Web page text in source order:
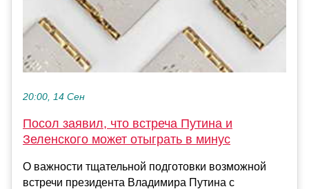
20:00, 14 Сен
Посол заявил, что встреча Путина и
Зеленского может отыграть в минус
О важности тщательной подготовки возможной
встречи президента Владимира Путина с